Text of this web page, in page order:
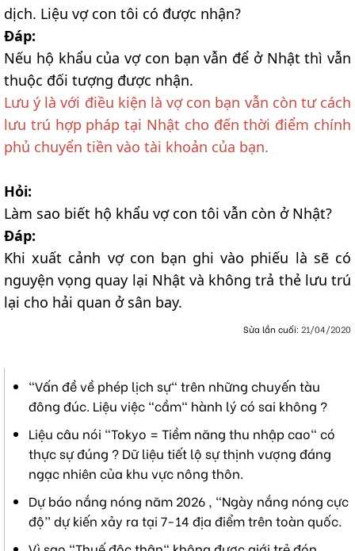
dịch. Liệu vợ con tôi có được nhận?
Đáp:
Nếu hộ khẩu của vợ con bạn vẫn để ở Nhật thì vẫn
thuộc đối tượng được nhận.
Lưu ý là với điều kiện là vợ con bạn vẫn còn tư cách
lưu trú hợp pháp tại Nhật cho đến thời điểm chính
phủ chuyển tiền vào tài khoản của bạn.
Hỏi:
Làm sao biết hộ khẩu vợ con tôi vẫn còn ở Nhật?
Đáp:
Khi xuất cảnh vợ con bạn ghi vào phiếu là sẽ có
nguyện vọng quay lại Nhật và không trả thẻ lưu trú
lại cho hải quan ở sân bay.
Sửa lần cuối: 21/04/2020
"Vấn đề về phép lịch sự" trên những chuyến tàu
đông đúc. Liệu việc "cầm" hành lý có sai không ?
Liệu câu nói "Tokyo = Tiềm năng thu nhập cao" có
thực sự đúng ? Dữ liệu tiết lộ sự thịnh vượng đáng
ngạc nhiên của khu vực nông thôn.
Dự báo nắng nóng năm 2026 , “Ngày nắng nóng cực
độ” dự kiến xảy ra tại 7-14 địa điểm trên toàn quốc.